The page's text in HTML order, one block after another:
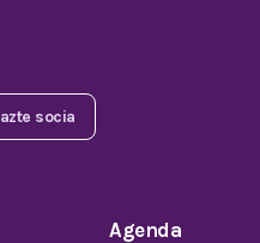
socia
Agenda